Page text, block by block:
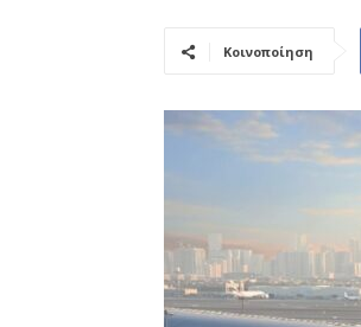
Κοινοποίηση